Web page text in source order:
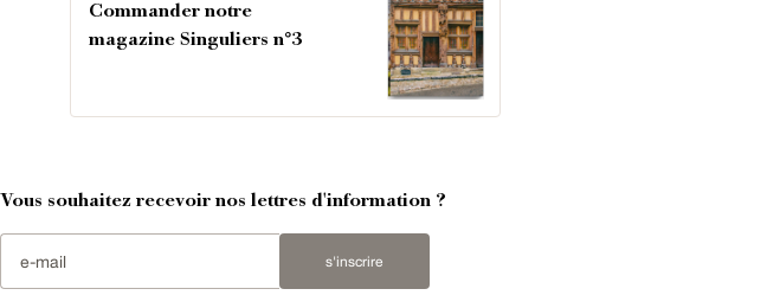
Commander notre
magazine Singuliers n°3
Vous souhaitez recevoir nos lettres d'information ?
s'inscrire